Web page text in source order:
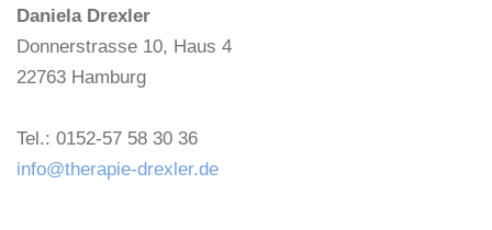
Daniela Drexler
Donnerstrasse 10, Haus 4
22763 Hamburg
Tel.: 0152-57 58 30 36
info@therapie-drexler.de